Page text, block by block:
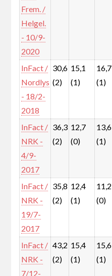
Frem. /
Helgel.
- 10/9-
2020
InFact /
Nordlys
- 18/2-
2018
30,6
(2)
15,1
(1)
16,7
(1)
InFact /
NRK -
4/9-
2017
36,3
(2)
12,7
(0)
13,6
(1)
InFact /
NRK -
19/7-
2017
35,8
(2)
12,4
(1)
11,2
(0)
InFact /
NRK -
7/12-
43,2
(2)
15,4
(1)
15,6
(1)